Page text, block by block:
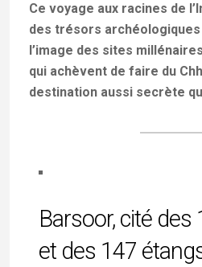
Ce voyage aux racines de
des trésors archéologiques
l’image des sites
qui achèvent de faire du
destination aussi secrète
Barsoor, cité
et des 147